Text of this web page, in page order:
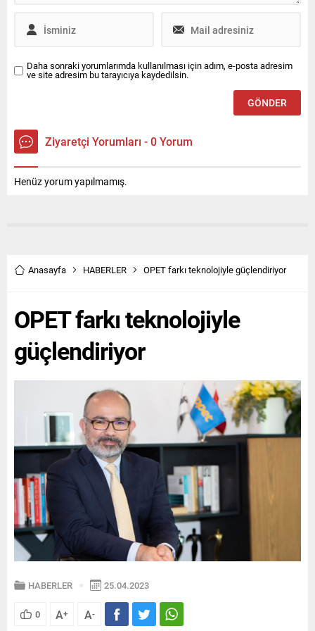
Daha sonraki yorumlarımda kullanılması için adım, e-posta adresim
ve site adresim bu tarayıcıya kaydedilsin.
Ziyaretçi Yorumları - 0 Yorum
Henüz yorum yapılmamış.
Anasayfa HABERLER OPET farkı teknolojiyle güçlendiriyor
OPET farkı teknolojiyle
güçlendiriyor
HABERLER 25.04.2023
0 A+ A-